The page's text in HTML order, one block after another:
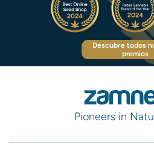
Descubre todos
premios
Pioneers in